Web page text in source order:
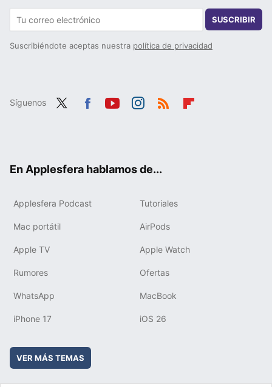
SUSCRIBIR
Suscribiéndote aceptas nuestra política de privacidad
Síguenos
En Applesfera hablamos de...
Applesfera Podcast Tutoriales
Mac portátil AirPods
Apple TV Apple Watch
Rumores Ofertas
WhatsApp MacBook
iPhone 17 iOS 26
VER MÁS TEMAS